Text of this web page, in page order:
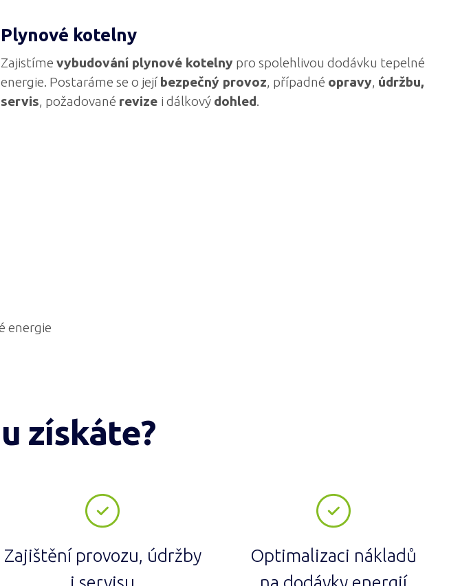
Plynové kotelny
Zajistíme vybudování plynové kotelny pro spolehlivou dodávku tepelné
energie. Postaráme se o její bezpečný provoz, případné opravy, údržbu,
servis, požadované revize i dálkový dohled.
energie
získáte?
Zajištění provozu, údržby
Optimalizaci nákladů